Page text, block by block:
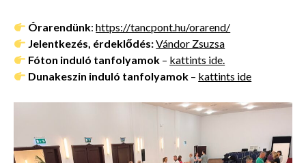
Órarendünk:https://tancpont.hu/orarend/
Jelentkezés, érdeklődés:Vándor Zsuzsa
Fóton induló tanfolyamok – kattints ide.
Dunakeszin induló tanfolyamok – kattints ide